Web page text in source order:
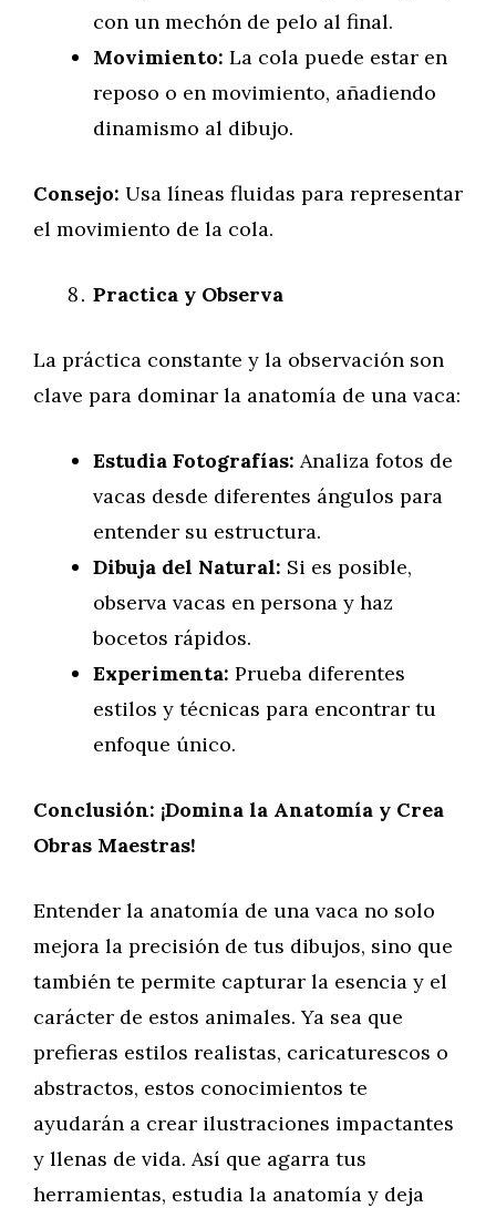
con un mechón de pelo al final.
Movimiento: La cola puede estar en
reposo o en movimiento, añadiendo
dinamismo al dibujo.
Consejo: Usa líneas fluidas para representar
el movimiento de la cola.
Practica y Observa
La práctica constante y la observación son
clave para dominar la anatomía de una vaca:
Estudia Fotografías: Analiza fotos de
vacas desde diferentes ángulos para
entender su estructura.
Dibuja del Natural: Si es posible,
observa vacas en persona y haz
bocetos rápidos.
Experimenta: Prueba diferentes
estilos y técnicas para encontrar tu
enfoque único.
Conclusión: ¡Domina la Anatomía y Crea
Obras Maestras!
Entender la anatomía de una vaca no solo
mejora la precisión de tus dibujos, sino que
también te permite capturar la esencia y el
carácter de estos animales. Ya sea que
prefieras estilos realistas, caricaturescos o
abstractos, estos conocimientos te
ayudarán a crear ilustraciones impactantes
y llenas de vida. Así que agarra tus
herramientas, estudia la anatomía y deja